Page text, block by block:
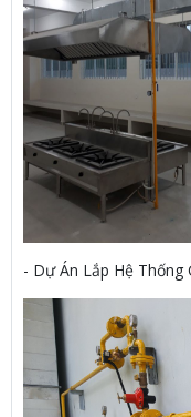
- Dự Án Lắp Hệ Thống